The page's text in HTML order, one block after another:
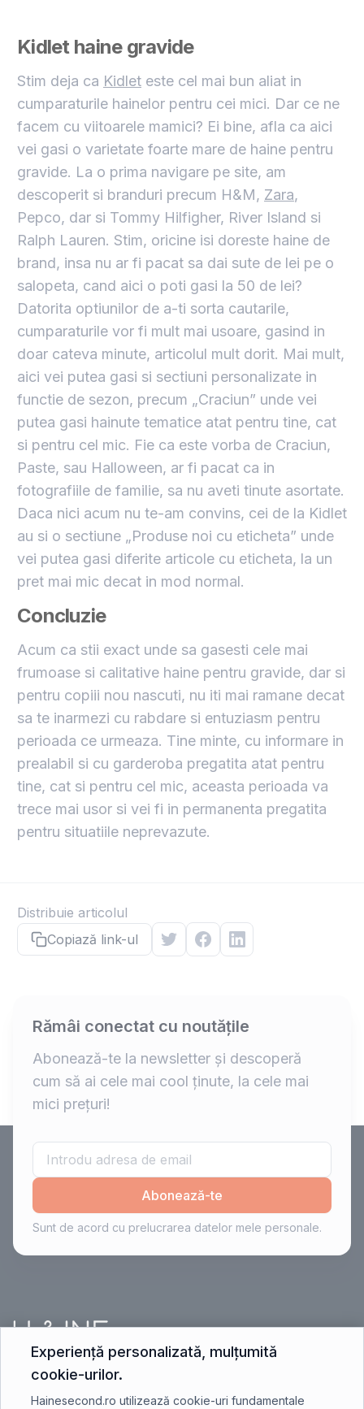
Kidlet haine gravide
Stim deja ca Kidlet este cel mai bun aliat in
cumparaturile hainelor pentru cei mici. Dar ce ne
facem cu viitoarele mamici? Ei bine, afla ca aici
vei gasi o varietate foarte mare de haine pentru
gravide. La o prima navigare pe site, am
descoperit si branduri precum H&M, Zara,
Pepco, dar si Tommy Hilfigher, River Island si
Ralph Lauren. Stim, oricine isi doreste haine de
brand, insa nu ar fi pacat sa dai sute de lei pe o
salopeta, cand aici o poti gasi la 50 de lei?
Datorita optiunilor de a-ti sorta cautarile,
cumparaturile vor fi mult mai usoare, gasind in
doar cateva minute, articolul mult dorit. Mai mult,
aici vei putea gasi si sectiuni personalizate in
functie de sezon, precum „Craciun” unde vei
putea gasi hainute tematice atat pentru tine, cat
si pentru cel mic. Fie ca este vorba de Craciun,
Paste, sau Halloween, ar fi pacat ca in
fotografiile de familie, sa nu aveti tinute asortate.
Daca nici acum nu te-am convins, cei de la Kidlet
au si o sectiune „Produse noi cu eticheta” unde
vei putea gasi diferite articole cu eticheta, la un
pret mai mic decat in mod normal.
Concluzie
Acum ca stii exact unde sa gasesti cele mai
frumoase si calitative haine pentru gravide, dar si
pentru copiii nou nascuti, nu iti mai ramane decat
sa te inarmezi cu rabdare si entuziasm pentru
perioada ce urmeaza. Tine minte, cu informare in
prealabil si cu garderoba pregatita atat pentru
tine, cat si pentru cel mic, aceasta perioada va
trece mai usor si vei fi in permanenta pregatita
pentru situatiile neprevazute.
Distribuie articolul
Copiază link-ul
Rămâi conectat cu noutățile
Abonează-te la newsletter și descoperă
cum să ai cele mai cool ținute, la cele mai
mici prețuri!
Abonează-te
Sunt de acord cu prelucrarea datelor mele personale.
contact@hainesecond.ro
Experiență personalizată, mulțumită
cookie-urilor.
Hainesecond.ro utilizează cookie-uri fundamentale